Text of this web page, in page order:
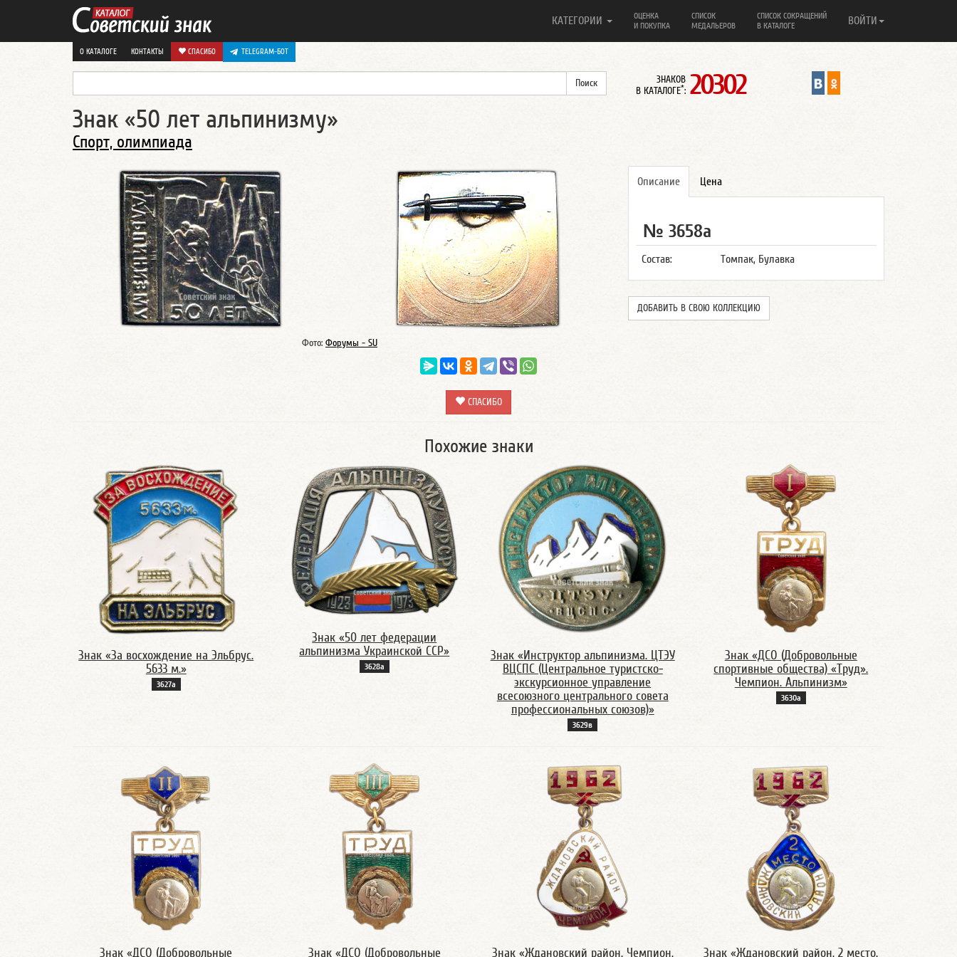
КАТЕГОРИИ
ОЦЕНКА
И ПОКУПКА
СПИСОК
МЕДАЛЬЕРОВ
СПИСОК СОКРАЩЕНИЙ
В КАТАЛОГЕ
ВОЙТИ
О КАТАЛОГЕ КОНТАКТЫ СПАСИБО TELEGRAM-БОТ
ЗНАКОВ
В КАТАЛОГЕ*: 20302
Знак «50 лет альпинизму»
Спорт, олимпиада
Описание Цена
№ 3658а
Состав: Томпак, Булавка
ДОБАВИТЬ В СВОЮ КОЛЛЕКЦИЮ
Фото: Форумы - SU
СПАСИБО
Похожие знаки
Знак «За восхождение на Эльбрус.
5633 м.»
3627а
Знак «50 лет федерации
альпинизма Украинской ССР»
3628а
Знак «Инструктор альпинизма. ЦТЭУ
ВЦСПС (Центральное туристско-
экскурсионное управление
всесоюзного центрального совета
профессиональных союзов)»
3629в
Знак «ДСО (Добровольные
спортивные общества) «Труд».
Чемпион. Альпинизм»
3630а
Знак «ДСО (Добровольные Знак «ДСО (Добровольные Знак «Ждановский район. Чемпион. Знак «Ждановский район. 2 место.